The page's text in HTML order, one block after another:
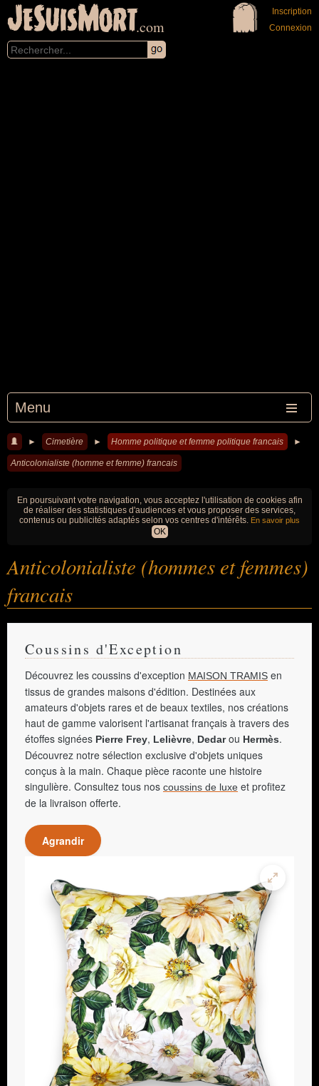
JeSuisMort.com
Menu
Inscription
Connexion
► Cimetière ► Homme politique et femme politique francais ►
Anticolonialiste (homme et femme) francais
En poursuivant votre navigation, vous acceptez l'utilisation de cookies afin
de réaliser des statistiques d'audiences et vous proposer des services,
contenus ou publicités adaptés selon vos centres d'intérêts. En savoir plus
OK
Anticolonialiste (hommes et femmes)
francais
Coussins d'Exception
Découvrez les coussins d'exception MAISON TRAMIS en
tissus de grandes maisons d'édition. Destinées aux
amateurs d'objets rares et de beaux textiles, nos créations
haut de gamme valorisent l'artisanat français à travers des
étoffes signées Pierre Frey, Lelièvre, Dedarou Hermès.
Découvrez notre sélection exclusive d'objets uniques
conçus à la main. Chaque pièce raconte une histoire
singulière. Consultez tous nos coussins de luxe et profitez
de la livraison offerte.
Agrandir